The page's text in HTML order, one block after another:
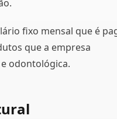
fixo mensal que é
que a empresa
odontológica.